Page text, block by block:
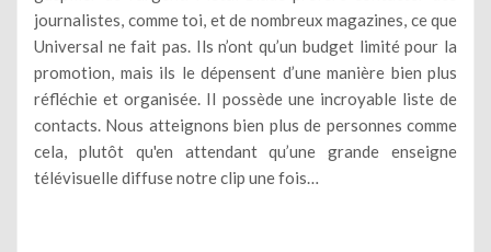
journalistes, comme toi, et de nombreux magazines, ce que
Universal ne fait pas. Ils n’ont qu’un budget limité pour la
promotion, mais ils le dépensent d’une manière bien plus
réfléchie et organisée. Il possède une incroyable liste de
contacts. Nous atteignons bien plus de personnes comme
cela, plutôt qu'en attendant qu’une grande enseigne
télévisuelle diffuse notre clip une fois…